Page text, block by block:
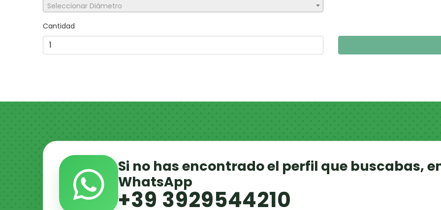
Seleccionar Diámetro
Cantidad
Si no has encontrado el perfil que buscabas,
WhatsApp
+39 3929544210